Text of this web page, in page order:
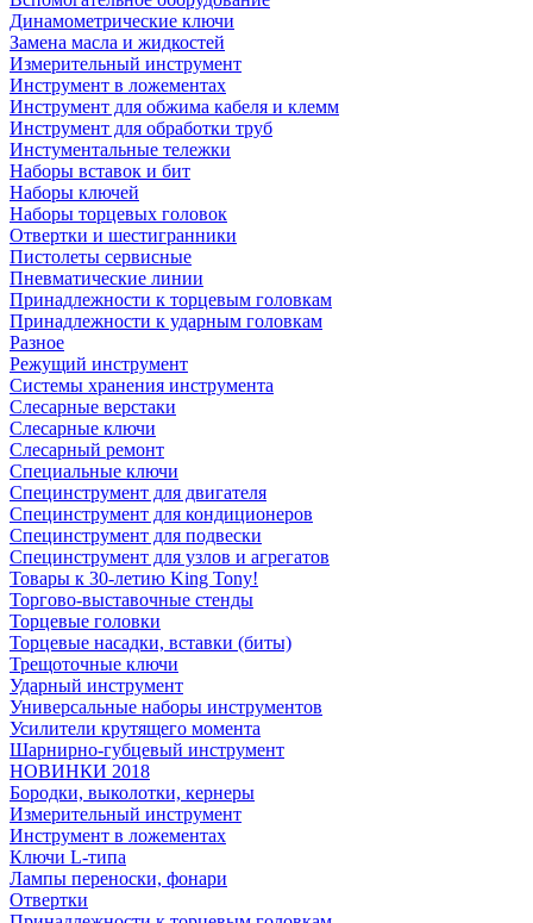
Динамометрические ключи
Замена масла и жидкостей
Измерительный инструмент
Инструмент в ложементах
Инструмент для обжима кабеля и клемм
Инструмент для обработки труб
Инстументальные тележки
Наборы вставок и бит
Наборы ключей
Наборы торцевых головок
Отвертки и шестигранники
Пистолеты сервисные
Пневматические линии
Принадлежности к торцевым головкам
Принадлежности к ударным головкам
Разное
Режущий инструмент
Системы хранения инструмента
Слесарные верстаки
Слесарные ключи
Слесарный ремонт
Специальные ключи
Специнструмент для двигателя
Специнструмент для кондиционеров
Специнструмент для подвески
Специнструмент для узлов и агрегатов
Товары к 30-летию King Tony!
Торгово-выставочные стенды
Торцевые головки
Торцевые насадки, вставки (биты)
Трещоточные ключи
Ударный инструмент
Универсальные наборы инструментов
Усилители крутящего момента
Шарнирно-губцевый инструмент
НОВИНКИ 2018
Бородки, выколотки, кернеры
Измерительный инструмент
Инструмент в ложементах
Ключи L-типа
Лампы переноски, фонари
Отвертки